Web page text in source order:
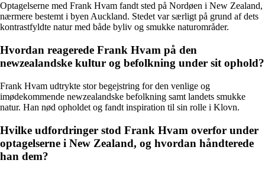
Optagelserne med Frank Hvam fandt sted på Nordøen i New Zealand,
nærmere bestemt i byen Auckland. Stedet var særligt på grund af dets
kontrastfyldte natur med både byliv og smukke naturområder.
Hvordan reagerede Frank Hvam på den
newzealandske kultur og befolkning under sit ophold?
Frank Hvam udtrykte stor begejstring for den venlige og
imødekommende newzealandske befolkning samt landets smukke
natur. Han nød opholdet og fandt inspiration til sin rolle i Klovn.
Hvilke udfordringer stod Frank Hvam overfor under
optagelserne i New Zealand, og hvordan håndterede
han dem?